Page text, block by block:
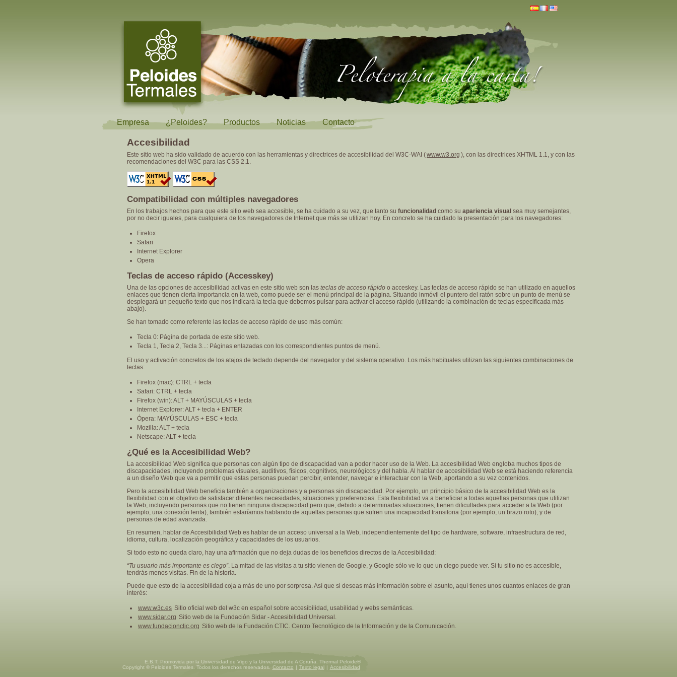
Empresa ¿Peloides? Productos Noticias Contacto
Accesibilidad
Este sitio web ha sido validado de acuerdo con las herramientas y directrices de accesibilidad del W3C-WAI (www.w3.org ), con las directrices XHTML 1.1, y con las
recomendaciones del W3C para las CSS 2.1.
Compatibilidad con múltiples navegadores
En los trabajos hechos para que este sitio web sea accesible, se ha cuidado a su vez, que tanto su funcionalidad como su apariencia visual sea muy semejantes,
por no decir iguales, para cualquiera de los navegadores de Internet que más se utilizan hoy. En concreto se ha cuidado la presentación para los navegadores:
Firefox
Safari
Internet Explorer
Opera
Teclas de acceso rápido (Accesskey)
Una de las opciones de accesibilidad activas en este sitio web son las teclas de acceso rápido o acceskey. Las teclas de acceso rápido se han utilizado en aquellos
enlaces que tienen cierta importancia en la web, como puede ser el menú principal de la página. Situando inmóvil el puntero del ratón sobre un punto de menú se
desplegará un pequeño texto que nos indicará la tecla que debemos pulsar para activar el acceso rápido (utilizando la combinación de teclas especificada más
abajo).
Se han tomado como referente las teclas de acceso rápido de uso más común:
Tecla 0: Página de portada de este sitio web.
Tecla 1, Tecla 2, Tecla 3...: Páginas enlazadas con los correspondientes puntos de menú.
El uso y activación concretos de los atajos de teclado depende del navegador y del sistema operativo. Los más habituales utilizan las siguientes combinaciones de
teclas:
Firefox (mac): CTRL + tecla
Safari: CTRL + tecla
Firefox (win): ALT + MAYÚSCULAS + tecla
Internet Explorer: ALT + tecla + ENTER
Ópera: MAYÚSCULAS + ESC + tecla
Mozilla: ALT + tecla
Netscape: ALT + tecla
¿Qué es la Accesibilidad Web?
La accesibilidad Web significa que personas con algún tipo de discapacidad van a poder hacer uso de la Web. La accesibilidad Web engloba muchos tipos de
discapacidades, incluyendo problemas visuales, auditivos, físicos, cognitivos, neurológicos y del habla. Al hablar de accesibilidad Web se está haciendo referencia
a un diseño Web que va a permitir que estas personas puedan percibir, entender, navegar e interactuar con la Web, aportando a su vez contenidos.
Pero la accesibilidad Web beneficia también a organizaciones y a personas sin discapacidad. Por ejemplo, un principio básico de la accesibilidad Web es la
flexibilidad con el objetivo de satisfacer diferentes necesidades, situaciones y preferencias. Esta flexibilidad va a beneficiar a todas aquellas personas que utilizan
la Web, incluyendo personas que no tienen ninguna discapacidad pero que, debido a determinadas situaciones, tienen dificultades para acceder a la Web (por
ejemplo, una conexión lenta), también estaríamos hablando de aquellas personas que sufren una incapacidad transitoria (por ejemplo, un brazo roto), y de
personas de edad avanzada.
En resumen, hablar de Accesibilidad Web es hablar de un acceso universal a la Web, independientemente del tipo de hardware, software, infraestructura de red,
idioma, cultura, localización geográfica y capacidades de los usuarios.
Si todo esto no queda claro, hay una afirmación que no deja dudas de los beneficios directos de la Accesibilidad:
“Tu usuario más importante es ciego”. La mitad de las visitas a tu sitio vienen de Google, y Google sólo ve lo que un ciego puede ver. Si tu sitio no es accesible,
tendrás menos visitas. Fin de la historia.
Puede que esto de la accesibilidad coja a más de uno por sorpresa. Así que si deseas más información sobre el asunto, aquí tienes unos cuantos enlaces de gran
interés:
www.w3c.es Sitio oficial web del w3c en español sobre accesibilidad, usabilidad y webs semánticas.
www.sidar.org Sitio web de la Fundación Sidar - Accesibilidad Universal.
www.fundacionctic.org Sitio web de la Fundación CTIC. Centro Tecnológico de la Información y de la Comunicación.
E.B.T. Promovida por la Universidad de Vigo y la Universidad de A Coruña. Thermal Peloide®
Copyright © Peloides Termales. Todos los derechos reservados.
Contacto | Texto legal | Accesibilidad